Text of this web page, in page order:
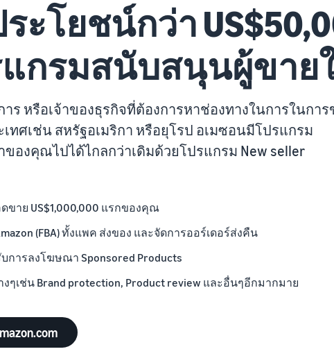
ะโยชน์กว่า
กรมสนับสนุนผู้ขาย
ร หรือเจ้าของธุรกิจที่ต้องการหาช่องทางในการในการ
ทศเช่น สหรัฐอเมริกา หรือยุโรป อเมซอนมีโปรแกรม
องคุณไปได้ไกลกว่าเดิมด้วยโปรแกรม New seller
ขาย US$1,000,000 แรกของคุณ
(FBA) ทั้งแพค ส่งของ และจัดการออร์เดอร์ส่งคืน
บการลงโฆษณา Sponsored Products
ๆเช่น Brand protection, Product review และอื่นๆอีกมากมาย